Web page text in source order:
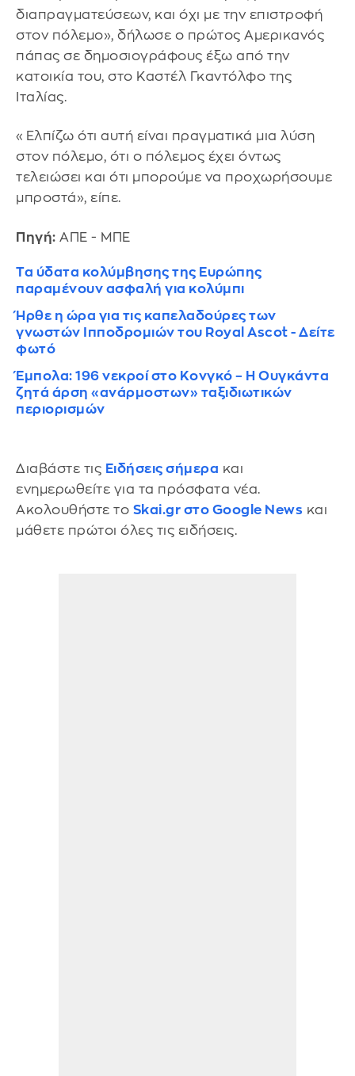
διαπραγματεύσεων, και όχι με την επιστροφή
στον πόλεμο», δήλωσε ο πρώτος Αμερικανός
πάπας σε δημοσιογράφους έξω από την
κατοικία του, στο Καστέλ Γκαντόλφο της
Ιταλίας.
«Ελπίζω ότι αυτή είναι πραγματικά μια λύση
στον πόλεμο, ότι ο πόλεμος έχει όντως
τελειώσει και ότι μπορούμε να προχωρήσουμε
μπροστά», είπε.
Πηγή: ΑΠΕ - ΜΠΕ
Τα ύδατα κολύμβησης της Ευρώπης
παραμένουν ασφαλή για κολύμπι
Ήρθε η ώρα για τις καπελαδούρες των
γνωστών Ιπποδρομιών του Royal Ascot - Δείτε
φωτό
Έμπολα: 196 νεκροί στο Κονγκό – Η Ουγκάντα
ζητά άρση «ανάρμοστων» ταξιδιωτικών
περιορισμών
Διαβάστε τις Ειδήσεις σήμερα και
ενημερωθείτε για τα πρόσφατα νέα.
Ακολουθήστε το Skai.gr στο Google News και
μάθετε πρώτοι όλες τις ειδήσεις.